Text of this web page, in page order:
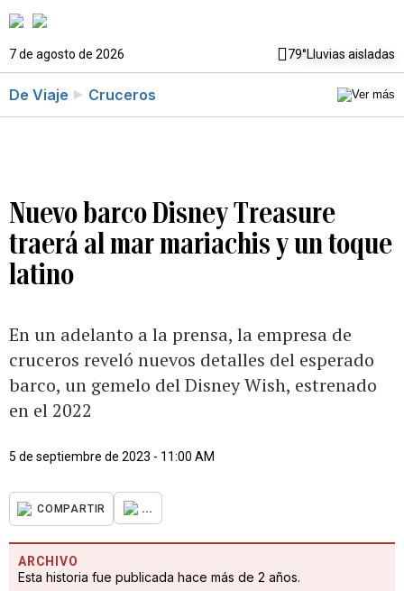
7 de agosto de 2026 79°Lluvias aisladas
De Viaje Cruceros
Nuevo barco Disney Treasure
traerá al mar mariachis y un toque
latino
En un adelanto a la prensa, la empresa de
cruceros reveló nuevos detalles del esperado
barco, un gemelo del Disney Wish, estrenado
en el 2022
5 de septiembre de 2023 - 11:00 AM
COMPARTIR ...
ARCHIVO
Esta historia fue publicada hace más de 2 años.